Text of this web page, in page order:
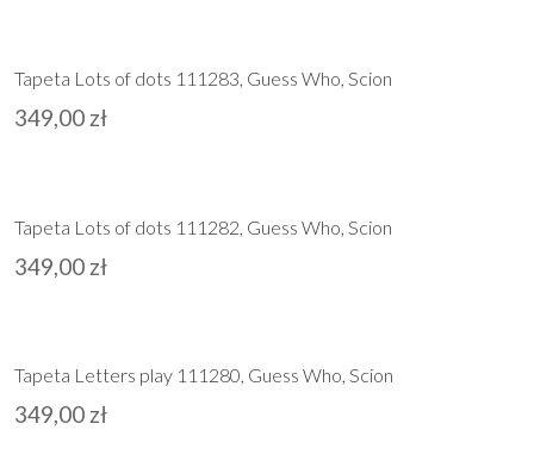
Tapeta Lots of dots 111283, Guess Who, Scion
349,00 zł
Tapeta Lots of dots 111282, Guess Who, Scion
349,00 zł
Tapeta Letters play 111280, Guess Who, Scion
349,00 zł